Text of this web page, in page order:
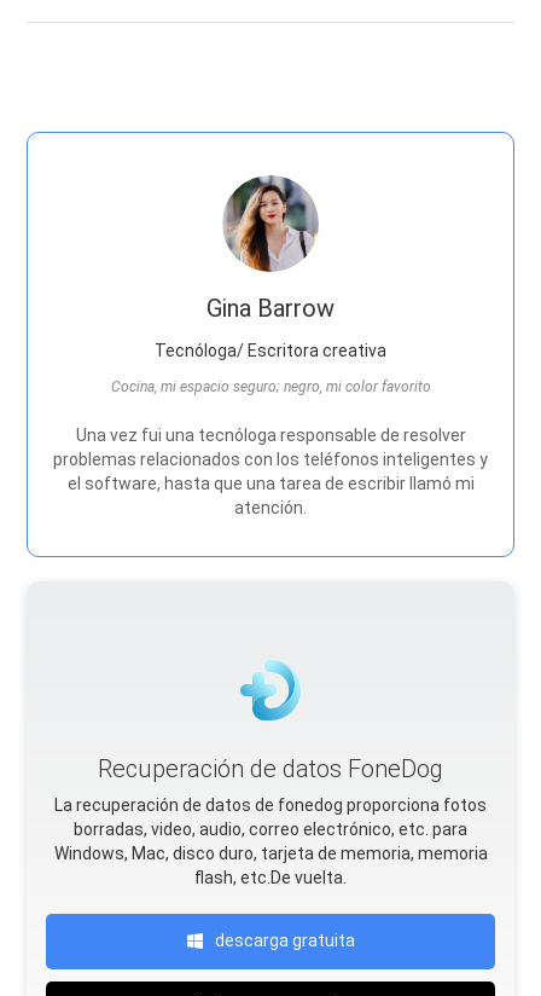
Gina Barrow
Tecnóloga/ Escritora creativa
Cocina, mi espacio seguro; negro, mi color favorito
Una vez fui una tecnóloga responsable de resolver
problemas relacionados con los teléfonos inteligentes y
el software, hasta que una tarea de escribir llamó mi
atención.
Recuperación de datos FoneDog
La recuperación de datos de fonedog proporciona fotos
borradas, video, audio, correo electrónico, etc. para
Windows, Mac, disco duro, tarjeta de memoria, memoria
flash, etc.De vuelta.
descarga gratuita